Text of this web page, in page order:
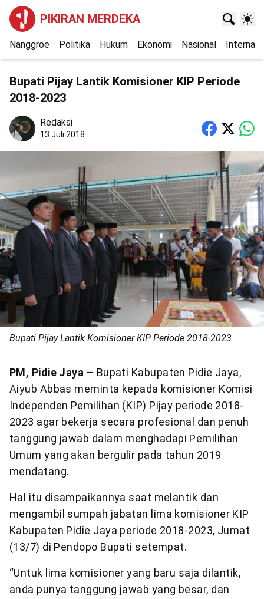
PIKIRAN MERDEKA
Nanggroe Politika Hukum Ekonomi Nasional
Bupati Pijay Lantik Komisioner KIP Periode
2018-2023
Redaksi
13 Juli 2018
Bupati Pijay Lantik Komisioner KIP Periode 2018-2023
PM, Pidie Jaya – Bupati Kabupaten Pidie Jaya,
Aiyub Abbas meminta kepada komisioner Komisi
Independen Pemilihan (KIP) Pijay periode 2018-
2023 agar bekerja secara profesional dan penuh
tanggung jawab dalam menghadapi Pemilihan
Umum yang akan bergulir pada tahun 2019
mendatang.
Hal itu disampaikannya saat melantik dan
mengambil sumpah jabatan lima komisioner KIP
Kabupaten Pidie Jaya periode 2018-2023, Jumat
(13/7) di Pendopo Bupati setempat.
“Untuk lima komisioner yang baru saja dilantik,
anda punya tanggung jawab yang besar, dan